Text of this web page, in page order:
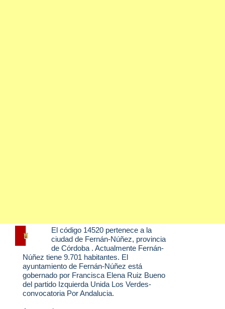
El código 14520 pertenece a la
ciudad de Fernán-Núñez, provincia
de Córdoba . Actualmente Fernán-
Núñez tiene 9.701 habitantes. El
ayuntamiento de Fernán-Núñez está
gobernado por Francisca Elena Ruiz Bueno
del partido Izquierda Unida Los Verdes-
convocatoria Por Andalucia.